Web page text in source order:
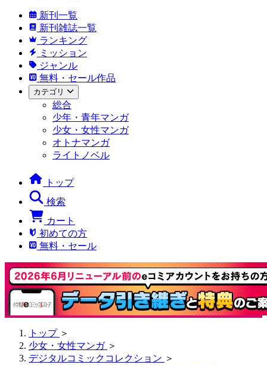
新刊一覧
新刊雑誌一覧
ランキング
ミッション
ジャンル
無料・セール作品
カテゴリ
総合
少年・青年マンガ
少女・女性マンガ
オトナマンガ
ライトノベル
トップ
検索
カート
初めての方
無料・セール
トップ ＞
少女・女性マンガ ＞
デジタルコミックコレクション ＞